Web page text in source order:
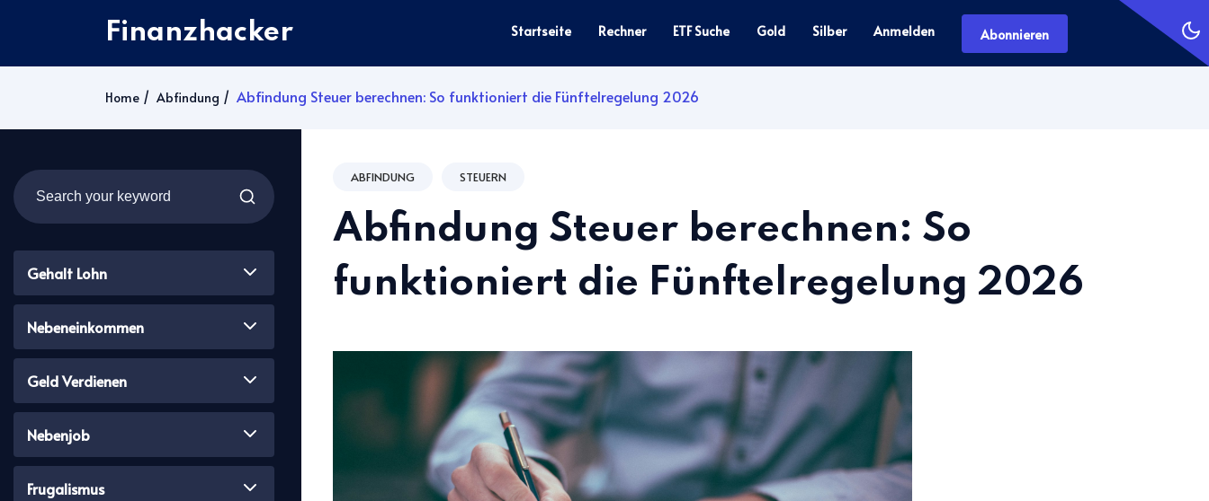
Finanzhacker Startseite Rechner ETF Suche Gold Silber Anmelden Abonnieren
Home Abfindung Abfindung Steuer berechnen: So funktioniert die Fünftelregelung 2026
Gehalt Lohn
Nebeneinkommen
Geld Verdienen
Nebenjob
Frugalismus
ABFINDUNG STEUERN
Abfindung Steuer berechnen: So
funktioniert die Fünftelregelung 2026